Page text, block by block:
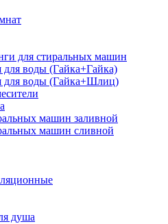
для стиральных машин
для воды (Гайка+Гайка)
для воды (Гайка+Шлиц)
машин заливной
машин сливной
душа